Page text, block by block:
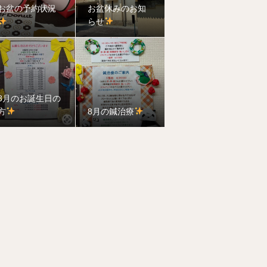
盆の予約状況
お盆休みのお知
らせ
月のお誕生日の
8月の鍼治療